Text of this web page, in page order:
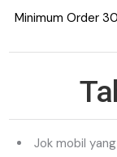
Minimum Order
Jok mobil